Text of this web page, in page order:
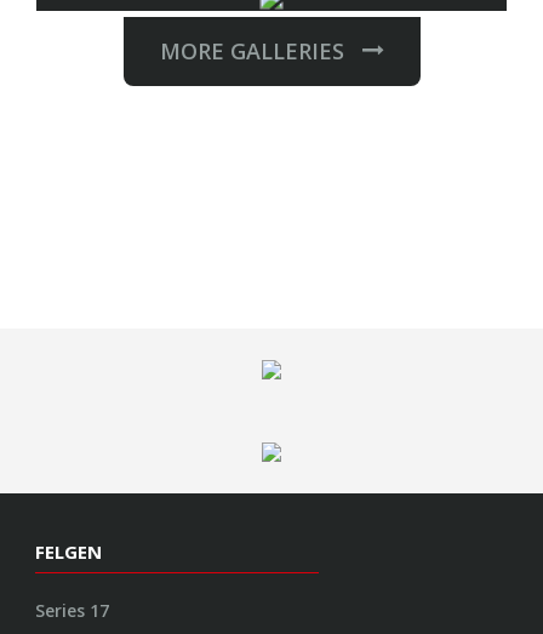
MORE GALLERIES
FELGEN
Series 17